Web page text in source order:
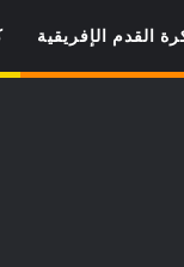
القدم الإفريقية